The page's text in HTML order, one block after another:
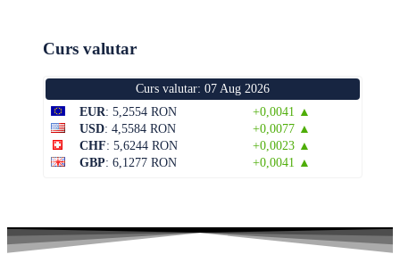
Curs valutar
Curs valutar: 07 Aug 2026
EUR: 5,2554 RON
+0,0041 ▲
USD: 4,5584 RON
+0,0077 ▲
CHF: 5,6244 RON
+0,0023 ▲
GBP: 6,1277 RON +0,0041 ▲